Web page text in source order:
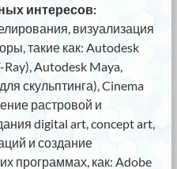
интересов:
визуализация
такие как: Autodesk
Autodesk Maya,
скульптинга), Cinema
растровой и
digital art, concept art,
и создание
программах, как: Adobe